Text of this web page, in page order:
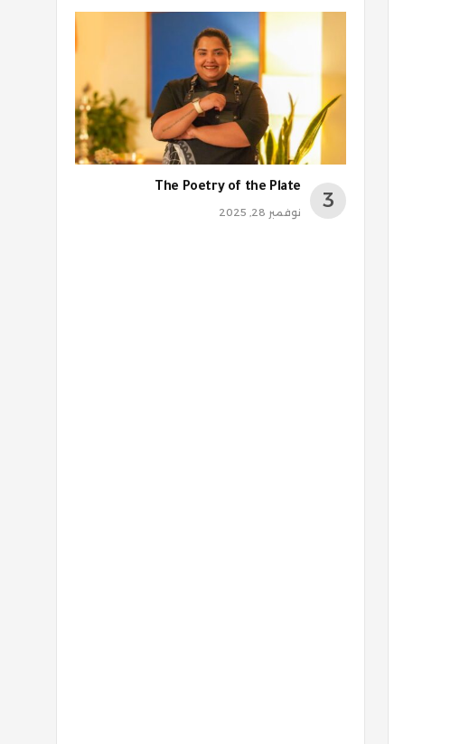
The Poetry of the Plate
نوفمبر 28, 2025